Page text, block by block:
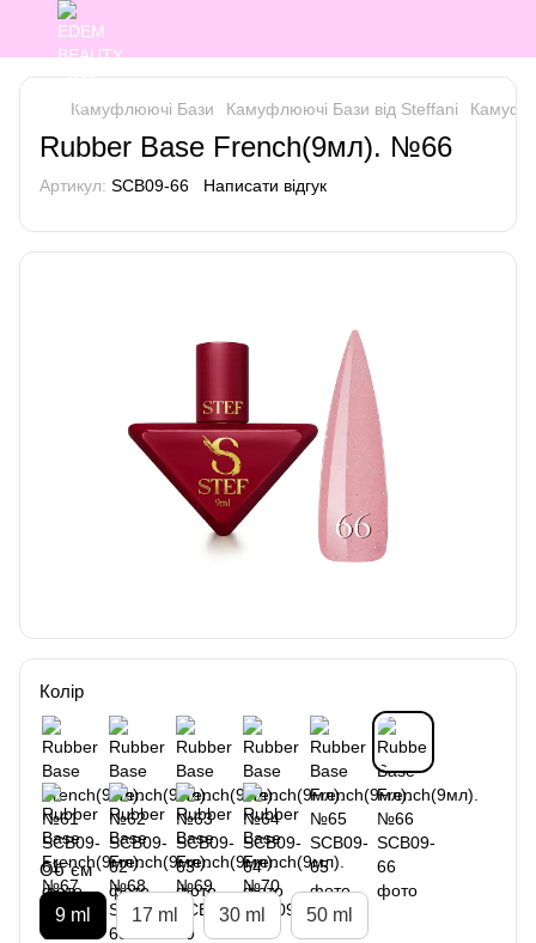
Камуфлюючі Бази Камуфлюючі Бази від Steffani
Rubber Base French(9мл). №66
Артикул: SCB09-66 Написати відгук
Колір
Об`єм
9 ml 17 ml 30 ml 50 ml